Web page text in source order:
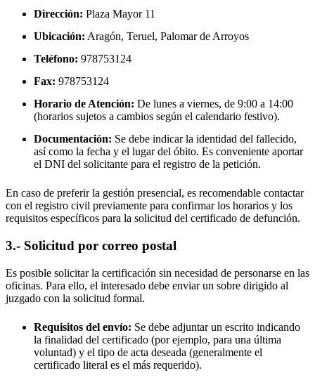
Dirección: Plaza Mayor 11
Ubicación: Aragón, Teruel, Palomar de Arroyos
Teléfono: 978753124
Fax: 978753124
Horario de Atención: De lunes a viernes, de 9:00 a 14:00
(horarios sujetos a cambios según el calendario festivo).
Documentación: Se debe indicar la identidad del fallecido,
así como la fecha y el lugar del óbito. Es conveniente aportar
el DNI del solicitante para el registro de la petición.
En caso de preferir la gestión presencial, es recomendable contactar
con el registro civil previamente para confirmar los horarios y los
requisitos específicos para la solicitud del certificado de defunción.
3.- Solicitud por correo postal
Es posible solicitar la certificación sin necesidad de personarse en las
oficinas. Para ello, el interesado debe enviar un sobre dirigido al
juzgado con la solicitud formal.
Requisitos del envío: Se debe adjuntar un escrito indicando
la finalidad del certificado (por ejemplo, para una última
voluntad) y el tipo de acta deseada (generalmente el
certificado literal es el más requerido).